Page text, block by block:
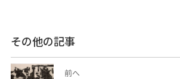
その他の記事
前へ